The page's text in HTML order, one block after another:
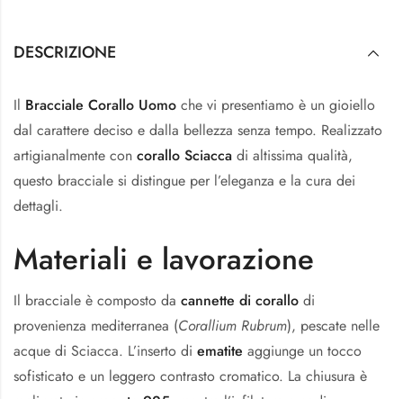
DESCRIZIONE
Il Bracciale Corallo Uomo che vi presentiamo è un gioiello
dal carattere deciso e dalla bellezza senza tempo. Realizzato
artigianalmente con corallo Sciacca di altissima qualità,
questo bracciale si distingue per l’eleganza e la cura dei
dettagli.
Materiali e lavorazione
Il bracciale è composto da cannette di corallo di
provenienza mediterranea (Corallium Rubrum), pescate nelle
acque di Sciacca. L’inserto di ematite aggiunge un tocco
sofisticato e un leggero contrasto cromatico. La chiusura è